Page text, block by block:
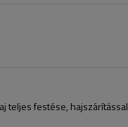
teljes festése, hajszárítással